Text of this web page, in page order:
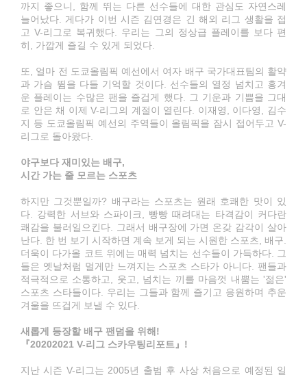
까지 좋으니, 함께 뛰는 다른 선수들에 대한 관심도 자연스레
늘어났다. 게다가 이번 시즌 김연경은 긴 해외 리그 생활을 접
고 V-리그로 복귀했다. 우리는 그의 정상급 플레이를 보다 편
히, 가깝게 즐길 수 있게 되었다.
또, 얼마 전 도쿄올림픽 예선에서 여자 배구 국가대표팀의 활약
과 가슴 뜀을 다들 기억할 것이다. 선수들의 열정 넘치고 흥겨
운 플레이는 수많은 팬을 즐겁게 했다. 그 기운과 기쁨을 그대
로 안은 채 이제 V-리그의 계절이 열린다. 이재영, 이다영, 김수
지 등 도쿄올림픽 예선의 주역들이 올림픽을 잠시 접어두고 V-
리그로 돌아왔다.
야구보다 재미있는 배구,
시간 가는 줄 모르는 스포츠
하지만 그것뿐일까? 배구라는 스포츠는 원래 호쾌한 맛이 있
다. 강력한 서브와 스파이크, 빵빵 때려대는 타격감이 커다란
쾌감을 불러일으킨다. 그래서 배구장에 가면 온갖 감각이 살아
난다. 한 번 보기 시작하면 계속 보게 되는 시원한 스포츠, 배구.
더욱이 다가올 코트 위에는 매력 넘치는 선수들이 가득하다. 그
들은 옛날처럼 멀게만 느껴지는 스포츠 스타가 아니다. 팬들과
적극적으로 소통하고, 웃고, 넘치는 끼를 마음껏 내뿜는 '젊은'
스포츠 스타들이다. 우리는 그들과 함께 즐기고 응원하며 추운
겨울을 뜨겁게 보낼 수 있다.
새롭게 등장할 배구 팬덤을 위해!
『20202021 V-리그 스카우팅리포트』!
지난 시즌 V-리그는 2005년 출범 후 사상 처음으로 예정된 일